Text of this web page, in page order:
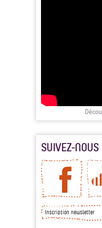
SUIVEZ-NOUS